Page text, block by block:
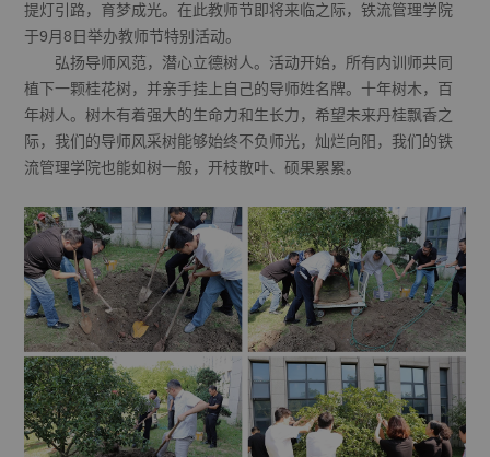
提灯引路，育梦成光。在此教师节即将来临之际，铁流管理学院
于9月8日举办教师节特别活动。
弘扬导师风范，潜心立德树人。活动开始，所有内训师共同
植下一颗桂花树，并亲手挂上自己的导师姓名牌。十年树木，百
年树人。树木有着强大的生命力和生长力，希望未来丹桂飘香之
际，我们的导师风采树能够始终不负师光，灿烂向阳，我们的铁
流管理学院也能如树一般，开枝散叶、硕果累累。